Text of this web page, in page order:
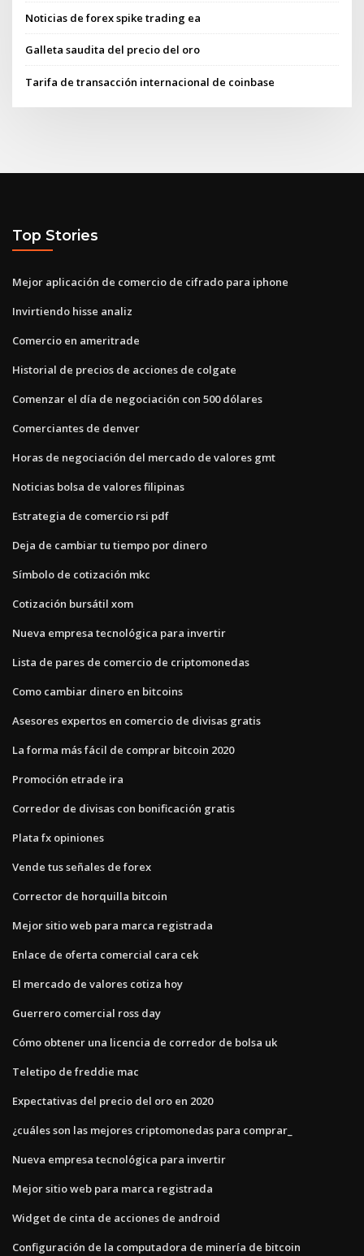
Noticias de forex spike trading ea
Galleta saudita del precio del oro
Tarifa de transacción internacional de coinbase
Top Stories
Mejor aplicación de comercio de cifrado para iphone
Invirtiendo hisse analiz
Comercio en ameritrade
Historial de precios de acciones de colgate
Comenzar el día de negociación con 500 dólares
Comerciantes de denver
Horas de negociación del mercado de valores gmt
Noticias bolsa de valores filipinas
Estrategia de comercio rsi pdf
Deja de cambiar tu tiempo por dinero
Símbolo de cotización mkc
Cotización bursátil xom
Nueva empresa tecnológica para invertir
Lista de pares de comercio de criptomonedas
Como cambiar dinero en bitcoins
Asesores expertos en comercio de divisas gratis
La forma más fácil de comprar bitcoin 2020
Promoción etrade ira
Corredor de divisas con bonificación gratis
Plata fx opiniones
Vende tus señales de forex
Corrector de horquilla bitcoin
Mejor sitio web para marca registrada
Enlace de oferta comercial cara cek
El mercado de valores cotiza hoy
Guerrero comercial ross day
Cómo obtener una licencia de corredor de bolsa uk
Teletipo de freddie mac
Expectativas del precio del oro en 2020
¿cuáles son las mejores criptomonedas para comprar_
Nueva empresa tecnológica para invertir
Mejor sitio web para marca registrada
Widget de cinta de acciones de android
Configuración de la computadora de minería de bitcoin